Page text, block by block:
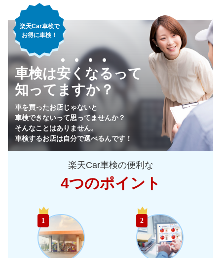
楽天Car車検で
お得に車検！
車検は安くなるって
知ってますか？
車を買ったお店じゃないと
車検できないって思ってませんか？
そんなことはありません。
車検するお店は自分で選べるんです！
楽天Car車検の便利な
4つのポイント
1 2